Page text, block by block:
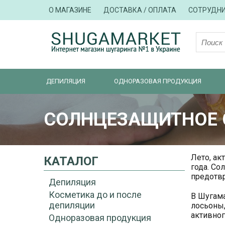
О МАГАЗИНЕ ДОСТАВКА / ОПЛАТА
ДЕПИЛЯЦИЯ ОДНОРАЗОВАЯ ПРОДУКЦИЯ
СОЛНЦЕЗАЩИТНОЕ
КАТАЛОГ
Депиляция
Косметика до и после
депиляции
Одноразовая продукция
Лето,
года.
В